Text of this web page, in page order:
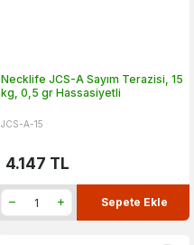
Necklife JCS-A Sayım Terazisi, 15
kg, 0,5 gr Hassasiyetli
JCS-A-15
4.147 TL
Sepete Ekle